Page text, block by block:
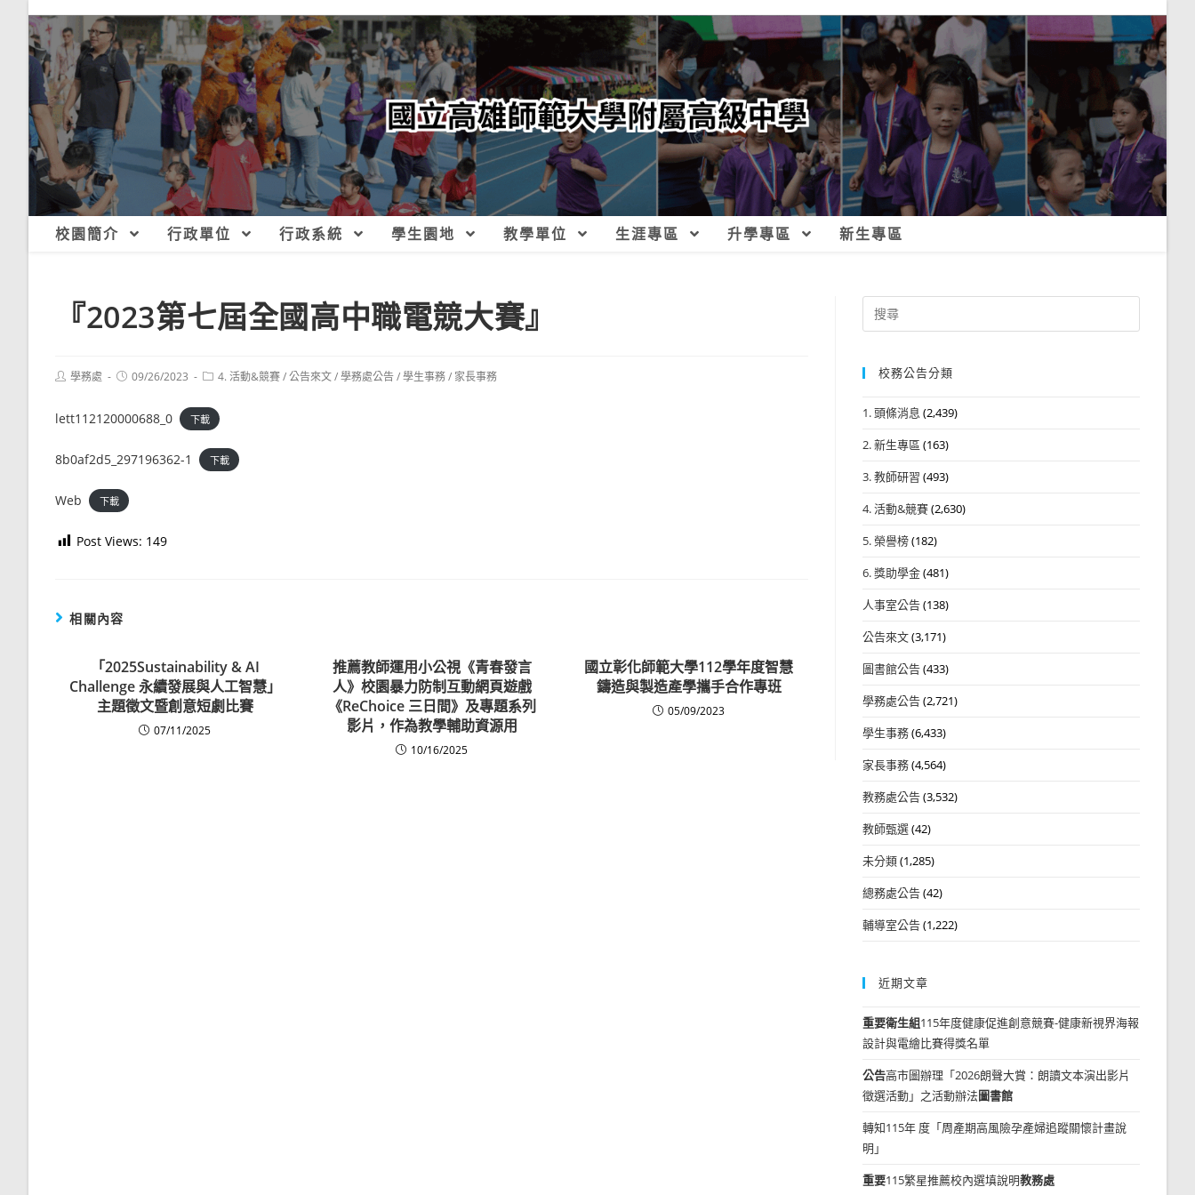
校園簡介 行政單位 行政系統 學生園地 教學單位 生涯專區 升學專區 新生專區
『2023第七屆全國高中職電競大賽』
Post學務處
Post09/26/2023
Post4. 活動&競賽/公告來文/學務處公告/學生事務/ 家長事務
lett112120000688_0 下載
8b0af2d5_297196362-1 下載
Web 下載
Post Views: 149
相關內容
「2025Sustainability & AI
Challenge 永續發展與人工智慧」
主題徵文暨創意短劇比賽
07/11/2025
推薦教師運用小公視《青春發言
人》校園暴力防制互動網頁遊戲
《ReChoice 三日間》及專題系列
影片，作為教學輔助資源用
10/16/2025
國立彰化師範大學112學年度智慧
鑄造與製造產學攜手合作專班
05/09/2023
Search
for:
校務公告分類
1. 頭條消息 (2,439)
2. 新生專區 (163)
3. 教師研習 (493)
4. 活動&競賽(2,630)
5. 榮譽榜(182)
6. 獎助學金(481)
人事室公告(138)
公告來文(3,171)
圖書館公告(433)
學務處公告(2,721)
學生事務(6,433)
家長事務(4,564)
教務處公告(3,532)
教師甄選(42)
未分類(1,285)
總務處公告(42)
輔導室公告(1,222)
近期文章
重要衛生組115年度健康促進創意競賽-健康新視界海報
設計與電繪比賽得獎名單
公告高市圖辦理「2026朗聲大賞：朗讀文本演出影片
徵選活動」之活動辦法圖書館
轉知115年 度「周產期高風險孕產婦追蹤關懷計畫說
明」
重要115繁星推薦校內選填說明教務處